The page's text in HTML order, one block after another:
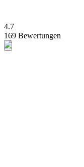
4.7
169 Bewertungen